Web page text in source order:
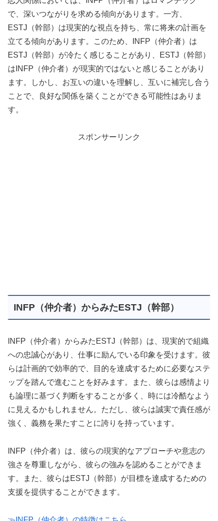
で、深いつながりを求める傾向があります。一方、
ESTJ（幹部）は現実的な視点を持ち、常に将来の計画を
立てる傾向があります。このため、INFP（仲介者）は
ESTJ（幹部）が冷たく感じることがあり、ESTJ（幹部）
はINFP（仲介者）が現実的ではないと感じることがあり
ます。しかし、お互いの違いを理解し、互いに補完し合う
ことで、良好な関係を築くことができる可能性はありま
す。
スポンサーリンク
INFP（仲介者）からみたESTJ（幹部）
INFP（仲介者）からみたESTJ（幹部）は、現実的で組織
への忠誠心があり、仕事に励んでいる印象を受けます。彼
らは計画的で効率的で、目的を達成するために必要なステ
ップを踏んで進むことを好みます。また、彼らは感情より
も論理に基づく判断をすることが多く、時には冷酷なよう
に見えるかもしれません。ただし、彼らは誠実で責任感が
強く、義務を果たすことに誇りを持っています。
INFP（仲介者）は、彼らの現実的なアプローチや意志の
強さを尊重しながら、彼らの強みを認めることができま
す。また、彼らはESTJ（幹部）が目標を達成するための
支援を提供することができます。